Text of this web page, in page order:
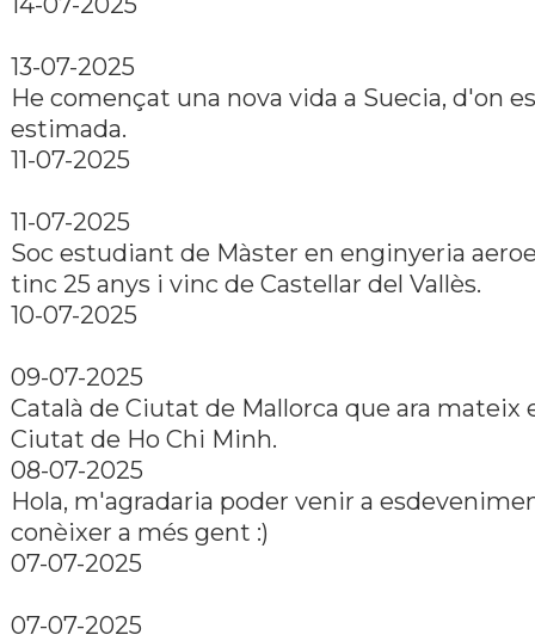
13-07-2025
He començat una nova vida a Suecia, d'on
estimada.
11-07-2025
11-07-2025
Soc estudiant de Màster en enginyeria
tinc 25 anys i vinc de Castellar del Vallès.
10-07-2025
09-07-2025
Català de Ciutat de Mallorca que ara mateix
Ciutat de Ho Chi Minh.
08-07-2025
Hola, m'agradaria poder venir a
conèixer a més gent :)
07-07-2025
07-07-2025